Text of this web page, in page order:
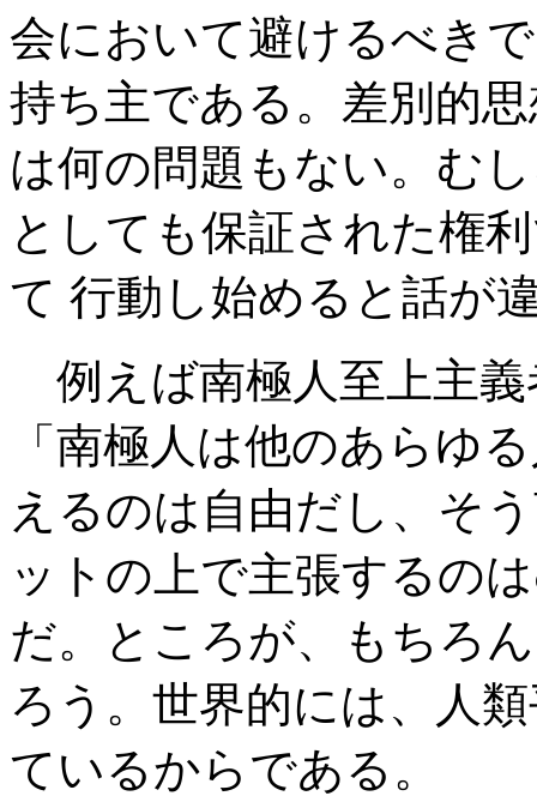
会において避けるべき
持ち主である。差別的
は何の問題もない。む
としても保証された権
て 行動し始めると話が
例えば南極人至上主
「南極人は他のあらゆ
えるのは自由だし、そ
ットの上で主張するの
だ。ところが、もちろ
ろう。世界的には、人
ているからである。